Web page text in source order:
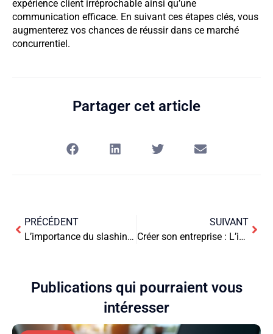
expérience client irréprochable ainsi qu’une
communication efficace. En suivant ces étapes clés, vous
augmenterez vos chances de réussir dans ce marché
concurrentiel.
Partager cet article
PRÉCÉDENT
L’importance du slashing pour la formation continue en entreprise
SUIVANT
Créer son entreprise : L’importance de la responsabilité sociale d’entreprise
Publications qui pourraient vous
intéresser